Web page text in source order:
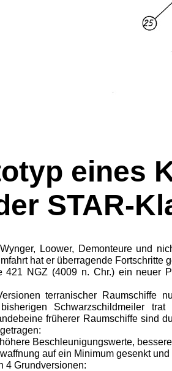
eines
STAR-
Loower, Demonteure und
hat er überragende Fort­schritte
NGZ (4009 n. Chr.) ein neuer
terranischer Raumschiffe
Schwarzschildmeiler
früherer Raumschiffe sind
Beschleunigungswerte,
auf ein Minimum gesenkt
4 Grund­versionen: